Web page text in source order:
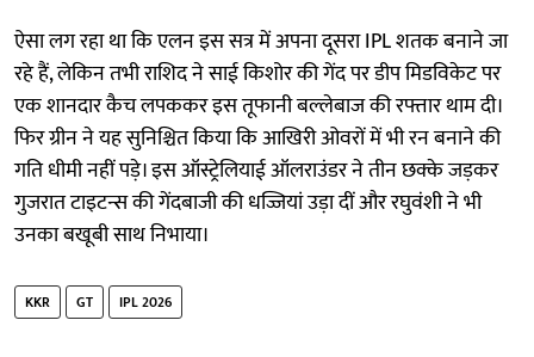
ऐसा लग रहा था कि एलन इस सत्र में अपना दूसरा IPL शतक बनाने जा
रहे हैं, लेकिन तभी राशिद ने साई किशोर की गेंद पर डीप मिडविकेट पर
एक शानदार कैच लपककर इस तूफानी बल्लेबाज की रफ्तार थाम दी।
फिर ग्रीन ने यह सुनिश्चित किया कि आखिरी ओवरों में भी रन बनाने की
गति धीमी नहीं पड़े। इस ऑस्ट्रेलियाई ऑलराउंडर ने तीन छक्के जड़कर
गुजरात टाइटन्स की गेंदबाजी की धज्जियां उड़ा दीं और रघुवंशी ने भी
उनका बखूबी साथ निभाया।
KKR GT IPL 2026